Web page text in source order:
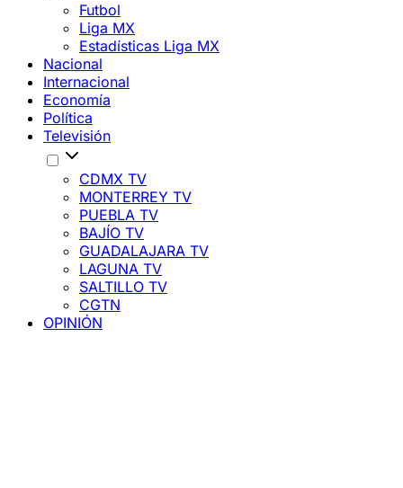
Futbol
Liga MX
Estadísticas Liga MX
Nacional
Internacional
Economía
Política
Televisión
CDMX TV
MONTERREY TV
PUEBLA TV
BAJÍO TV
GUADALAJARA TV
LAGUNA TV
SALTILLO TV
CGTN
OPINIÓN